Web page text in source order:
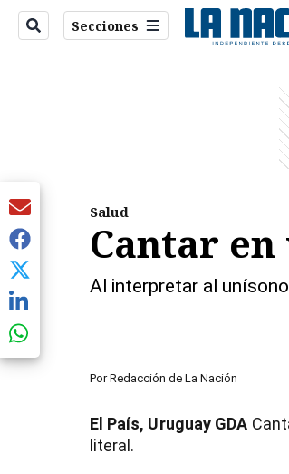
Secciones
Salud
Cantar
Al interpretar al
Por Redacción de La Nación
El País, Uruguay GDA
literal.